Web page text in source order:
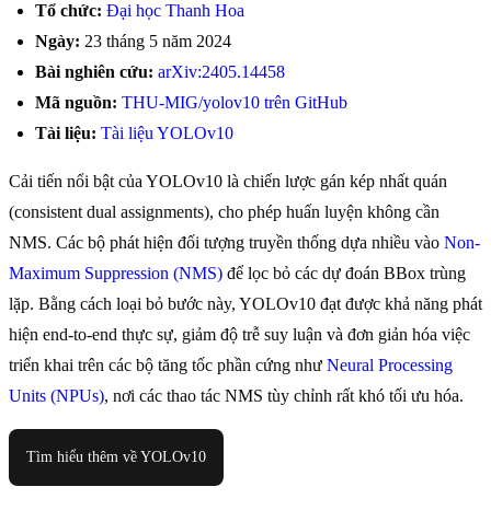
Tổ chức: Đại học Thanh Hoa
Ngày: 23 tháng 5 năm 2024
Bài nghiên cứu: arXiv:2405.14458
Mã nguồn: THU-MIG/yolov10 trên GitHub
Tài liệu: Tài liệu YOLOv10
Cải tiến nổi bật của YOLOv10 là chiến lược gán kép nhất quán
(consistent dual assignments), cho phép huấn luyện không cần
NMS. Các bộ phát hiện đối tượng truyền thống dựa nhiều vào Non-
Maximum Suppression (NMS) để lọc bỏ các dự đoán BBox trùng
lặp. Bằng cách loại bỏ bước này, YOLOv10 đạt được khả năng phát
hiện end-to-end thực sự, giảm độ trễ suy luận và đơn giản hóa việc
triển khai trên các bộ tăng tốc phần cứng như Neural Processing
Units (NPUs), nơi các thao tác NMS tùy chỉnh rất khó tối ưu hóa.
Tìm hiểu thêm về YOLOv10